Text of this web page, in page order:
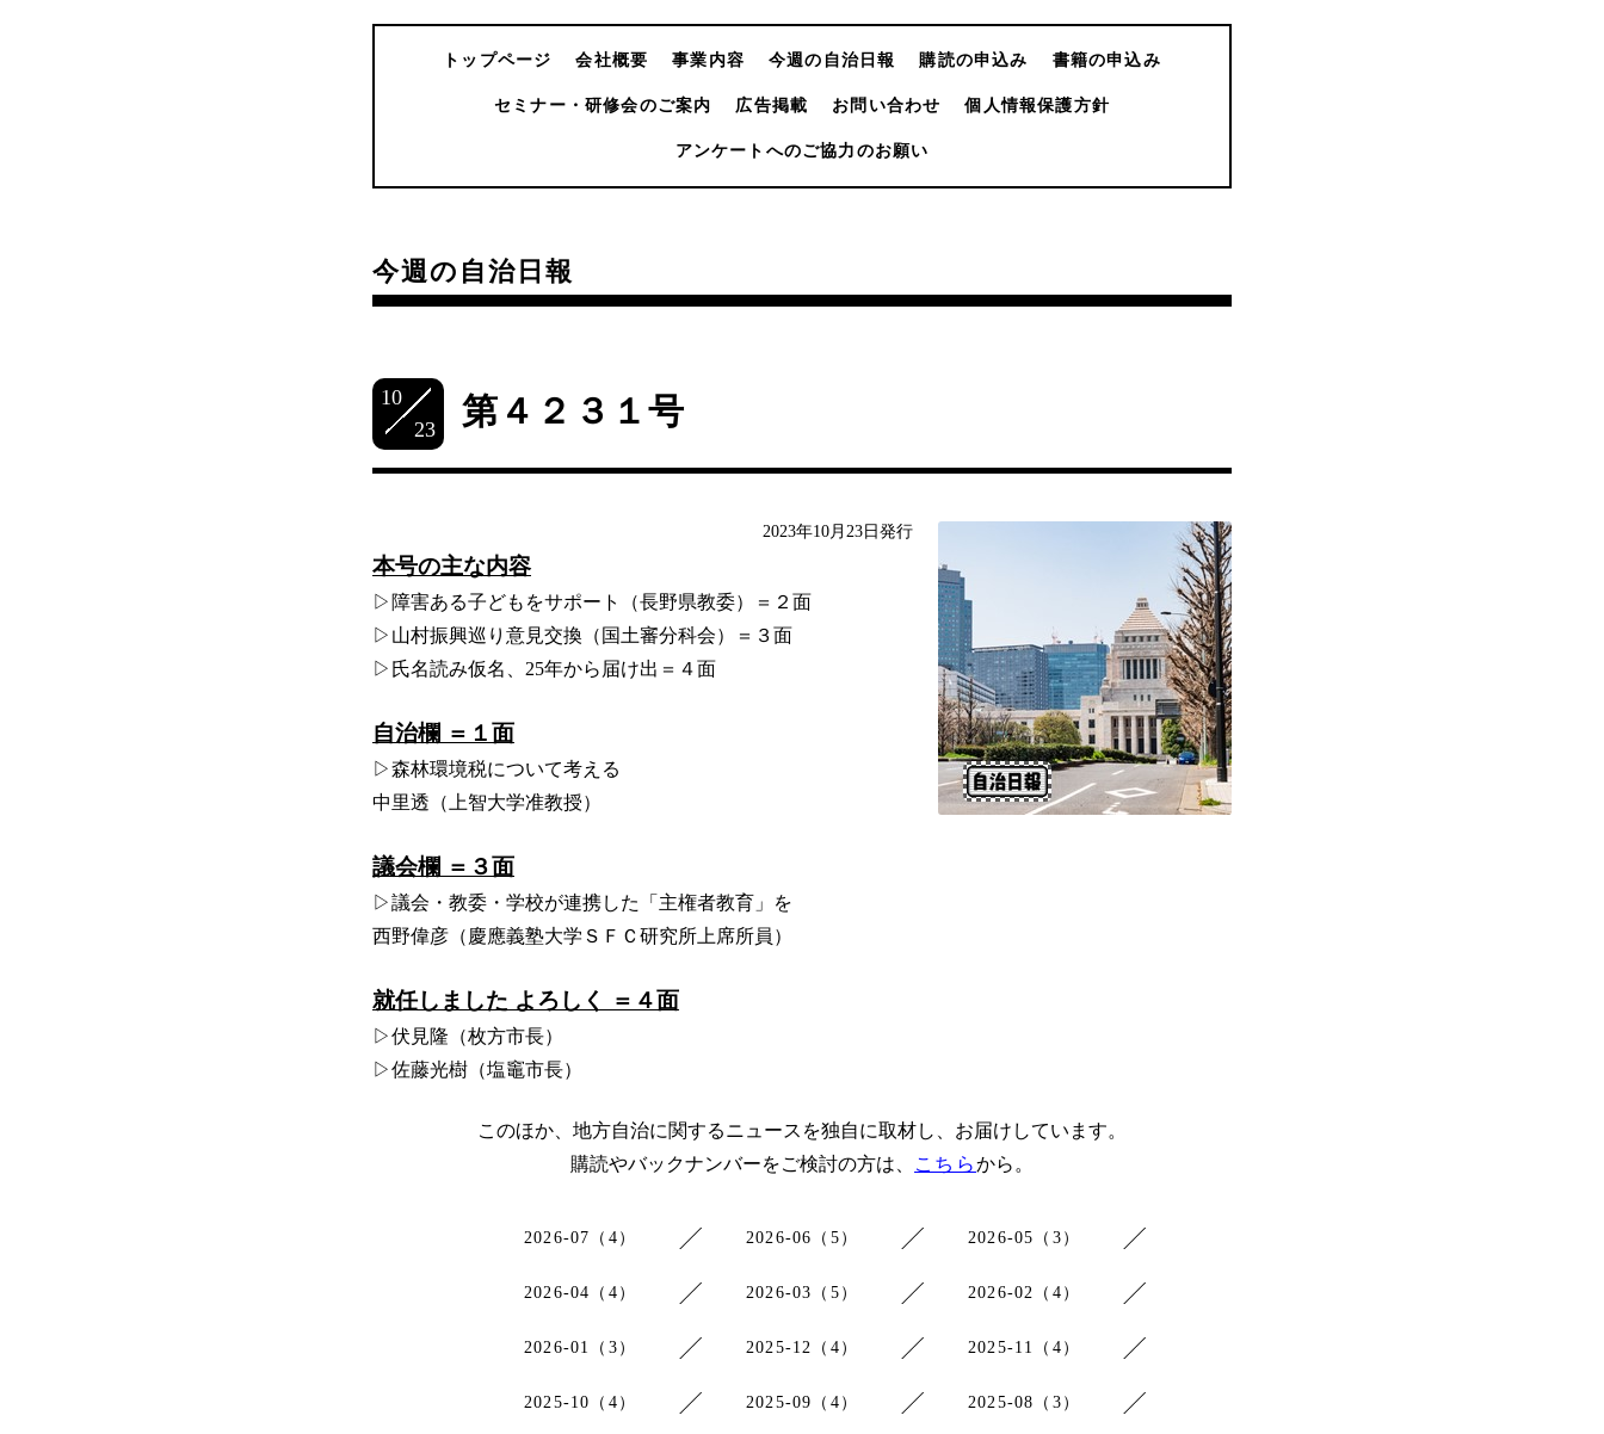
トップページ 会社概要 事業内容 今週の自治日報 購読の申込み 書籍の申込み
セミナー・研修会のご案内 広告掲載 お問い合わせ 個人情報保護方針
アンケートへのご協力のお願い
今週の自治日報
10
23
第４２３１号
2023年10月23日発行
本号の主な内容
▷障害ある子どもをサポート（長野県教委）＝２面
▷山村振興巡り意見交換（国土審分科会）＝３面
▷氏名読み仮名、25年から届け出＝４面
自治欄 ＝１面
▷森林環境税について考える
中里透（上智大学准教授）
議会欄 ＝３面
▷議会・教委・学校が連携した「主権者教育」を
西野偉彦（慶應義塾大学ＳＦＣ研究所上席所員）
就任しました よろしく ＝４面
▷伏見隆（枚方市長）
▷佐藤光樹（塩竈市長）
このほか、地方自治に関するニュースを独自に取材し、お届けしています。
購読やバックナンバーをご検討の方は、
こちらから。
2026-07（4） 2026-06（5） 2026-05（3）
2026-04（4） 2026-03（5） 2026-02（4）
2026-01（3） 2025-12（4） 2025-11（4）
2025-10（4） 2025-09（4） 2025-08（3）